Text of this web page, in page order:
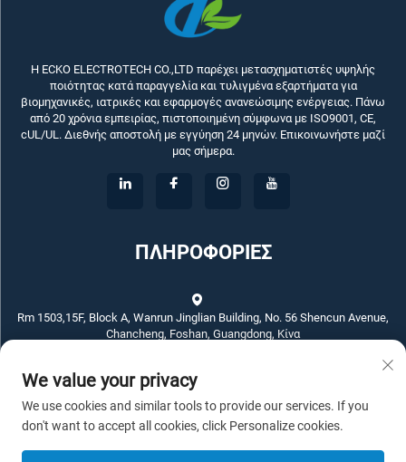
Η ECKO ELECTROTECH CO.,LTD παρέχει μετασχηματιστές υψηλής
ποιότητας κατά παραγγελία και τυλιγμένα εξαρτήματα για
βιομηχανικές, ιατρικές και εφαρμογές ανανεώσιμης ενέργειας. Πάνω
από 20 χρόνια εμπειρίας, πιστοποιημένη σύμφωνα με ISO9001, CE,
cUL/UL. Διεθνής αποστολή με εγγύηση 24 μηνών. Επικοινωνήστε μαζί
μας σήμερα.
ΠΛΗΡΟΦΟΡΙΕΣ
Rm 1503,15F, Block A, Wanrun Jinglian Building, No. 56 Shencun Avenue,
Chancheng, Foshan, Guangdong, Κίνα
+86-757-83789311
[email protected]
We value your privacy
We use cookies and similar tools to provide our services. If you
don't want to accept all cookies, click Personalize cookies.